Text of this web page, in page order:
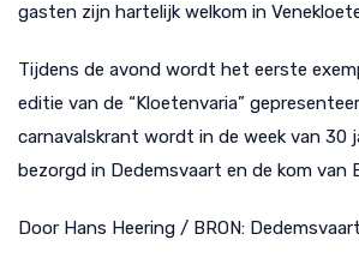
gasten zijn hartelijk welkom in
Tijdens de avond wordt het eerste
editie van de “Kloetenvaria”
carnavalskrant wordt in de week van 30
bezorgd in Dedemsvaart en de kom van
Door Hans Heering / BRON: